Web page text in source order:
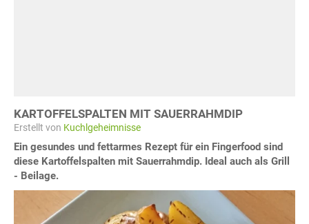
KARTOFFELSPALTEN MIT SAUERRAHMDIP
Erstellt von Kuchlgeheimnisse
Ein gesundes und fettarmes Rezept für ein Fingerfood sind
diese Kartoffelspalten mit Sauerrahmdip. Ideal auch als Grill
- Beilage.